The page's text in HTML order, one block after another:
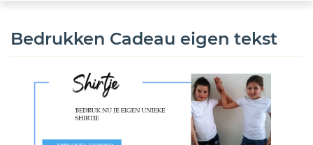
Bedrukken Cadeau eigen tekst